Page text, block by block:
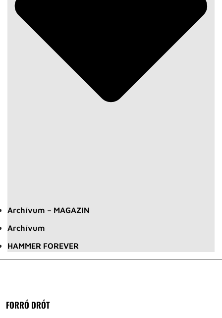
Archívum – MAGAZIN
Archívum
HAMMER FOREVER
FORRÓ DRÓT